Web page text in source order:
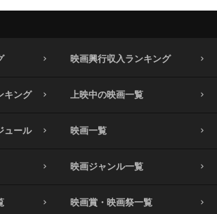
へと追いやられてしまっています。
局のところ、ワイガンドの正義心を前へと
。
映画興行収入ランキング
キング 上映中の映画一覧
ュール 映画一覧
映画ジャンル一覧
映画賞・映画祭一覧